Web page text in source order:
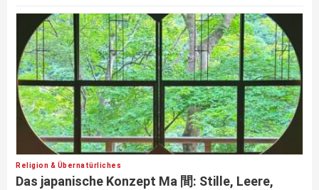
Religion & Übernatürliches
Das japanische Konzept Ma 間: Stille, Leere,